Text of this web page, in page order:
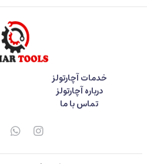
خدمات آچارتولز
درباره آچارتولز
تماس با ما